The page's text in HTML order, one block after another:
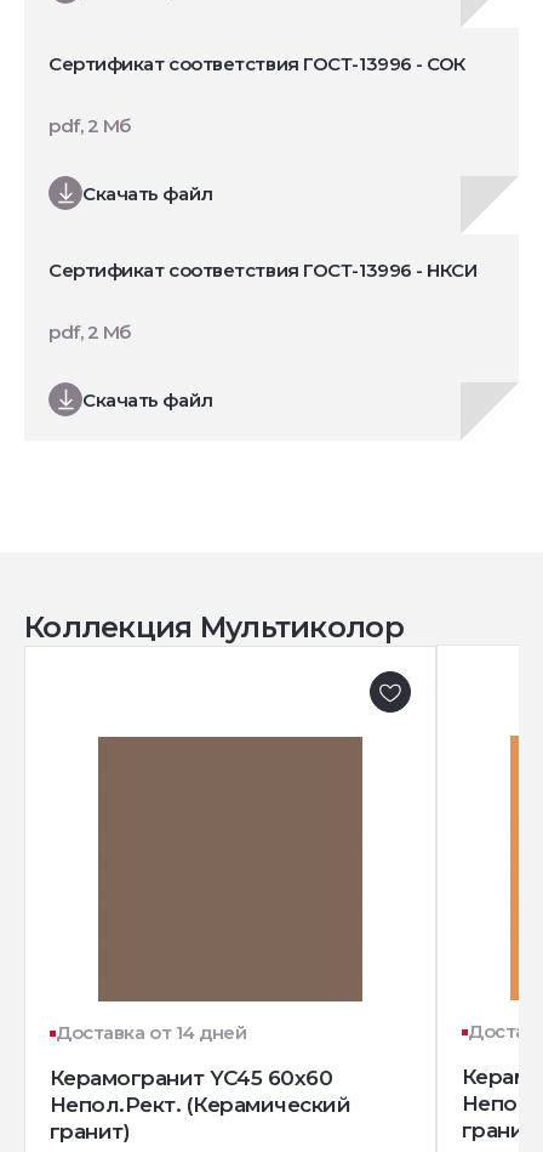
Сертификат соответствия ГОСТ-13996 - СОК
Скачать файл
pdf, 2 Мб
Сертификат соответствия ГОСТ-13996 - НКСИ
Скачать файл
pdf, 2 Мб
Коллекция Мультиколор
Доставка от 14 дней
Керамогранит YC45 60x60
Непол.Рект. (Керамический
гранит)
гранит)